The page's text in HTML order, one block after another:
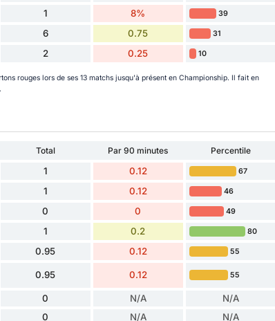
1 8% 39
6 0.75 31
2 0.25 10
rouges lors de ses 13 matchs jusqu'à présent en Championship. Il fait en
Total Par 90 minutes
Percentile
1 0.12 67
1 0.12 46
0 0 49
1 0.2 80
0.95 0.12 55
0.95 0.12 55
0 N/A N/A
0 N/A N/A